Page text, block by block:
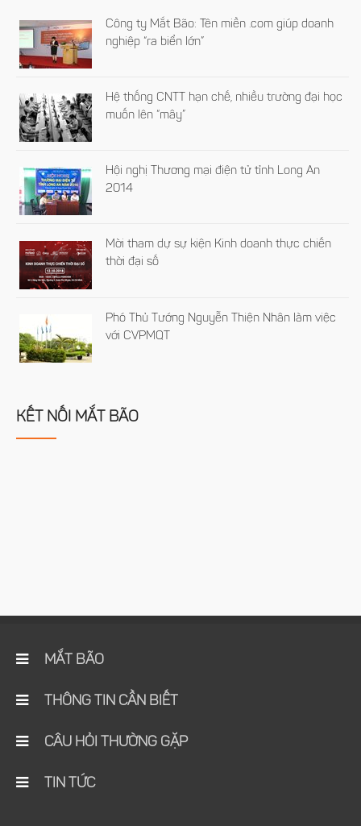
Công ty Mắt Bão: Tên miền .com giúp doanh
nghiệp “ra biển lớn”
Hệ thống CNTT hạn chế, nhiều trường đại học
muốn lên “mây”
Hội nghị Thương mại điện tử tỉnh Long An
2014
Mời tham dự sự kiện Kinh doanh thực chiến
thời đại số
Phó Thủ Tướng Nguyễn Thiện Nhân làm việc
với CVPMQT
KẾT NỐI MẮT BÃO
MẮT BÃO
THÔNG TIN CẦN BIẾT
CÂU HỎI THƯỜNG GẶP
TIN TỨC